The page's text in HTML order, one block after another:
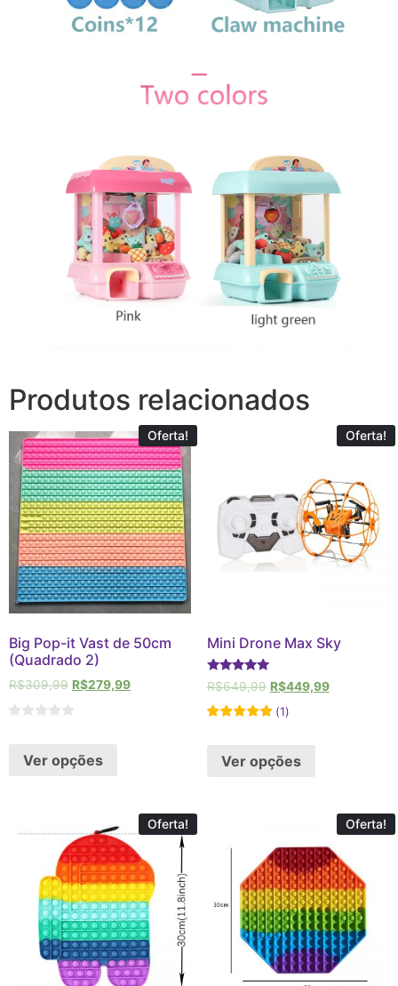
Produtos relacionados
Oferta!
Big Pop-it Vast de 50cm
(Quadrado 2)
R$309,99 R$279,99
Ver opções
Oferta!
Mini Drone Max Sky
Avaliação
5
de 5
R$649,99 R$449,99
(1)
Ver opções
Oferta! Oferta!